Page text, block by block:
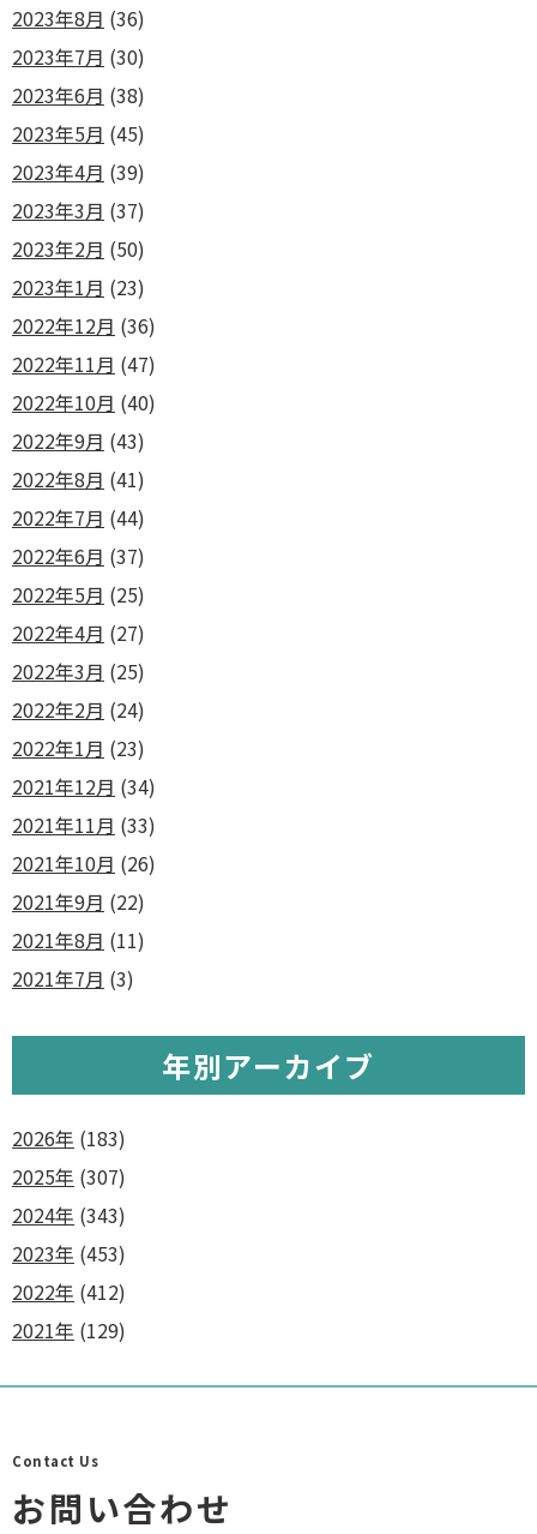
2023年8月 (36)
2023年7月 (30)
2023年6月 (38)
2023年5月 (45)
2023年4月 (39)
2023年3月 (37)
2023年2月 (50)
2023年1月 (23)
2022年12月 (36)
2022年11月 (47)
2022年10月 (40)
2022年9月 (43)
2022年8月 (41)
2022年7月 (44)
2022年6月 (37)
2022年5月 (25)
2022年4月 (27)
2022年3月 (25)
2022年2月 (24)
2022年1月 (23)
2021年12月 (34)
2021年11月 (33)
2021年10月 (26)
2021年9月 (22)
2021年8月 (11)
2021年7月 (3)
年別アーカイブ
2026年 (183)
2025年 (307)
2024年 (343)
2023年 (453)
2022年 (412)
2021年 (129)
Contact Us
お問い合わせ